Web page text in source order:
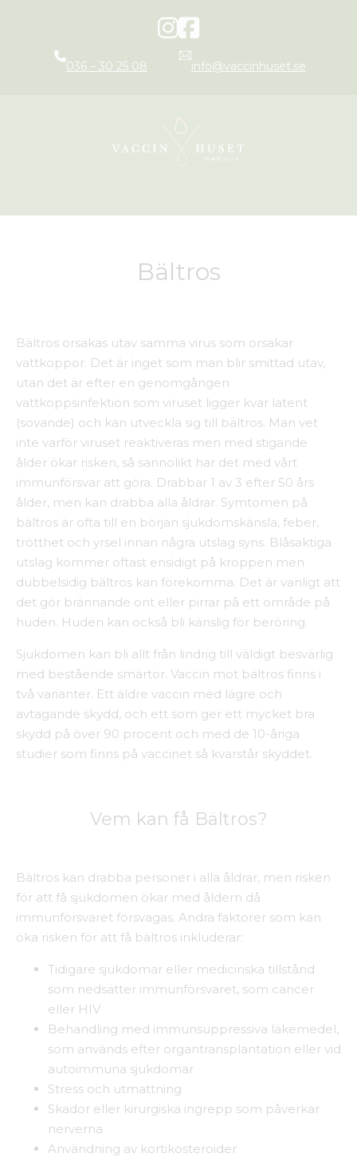
036 – 30 25 08 info@vaccinhuset.se
Bältros
Bältros orsakas utav samma virus som orsakar
vattkoppor. Det är inget som man blir smittad utav,
utan det är efter en genomgången
vattkoppsinfektion som viruset ligger kvar latent
(sovande) och kan utveckla sig till bältros. Man vet
inte varför viruset reaktiveras men med stigande
ålder ökar risken, så sannolikt har det med vårt
immunförsvar att göra. Drabbar 1 av 3 efter 50 års
ålder, men kan drabba alla åldrar. Symtomen på
bältros är ofta till en början sjukdomskänsla, feber,
trötthet och yrsel innan några utslag syns. Blåsaktiga
utslag kommer oftast ensidigt på kroppen men
dubbelsidig bältros kan förekomma. Det är vanligt att
det gör brännande ont eller pirrar på ett område på
huden. Huden kan också bli känslig för beröring.
Sjukdomen kan bli allt från lindrig till väldigt besvärlig
med bestående smärtor. Vaccin mot bältros finns i
två varianter. Ett äldre vaccin med lägre och
avtagande skydd, och ett som ger ett mycket bra
skydd på över 90 procent och med de 10-åriga
studier som finns på vaccinet så kvarstår skyddet.
Vem kan få Bältros?
Bältros kan drabba personer i alla åldrar, men risken
för att få sjukdomen ökar med åldern då
immunförsvaret försvagas. Andra faktorer som kan
öka risken för att få bältros inkluderar:
Tidigare sjukdomar eller medicinska tillstånd
som nedsätter immunförsvaret, som cancer
eller HIV
Behandling med immunsuppressiva läkemedel,
som används efter organtransplantation eller vid
autoimmuna sjukdomar
Stress och utmattning
Skador eller kirurgiska ingrepp som påverkar
nerverna
Användning av kortikosteroider